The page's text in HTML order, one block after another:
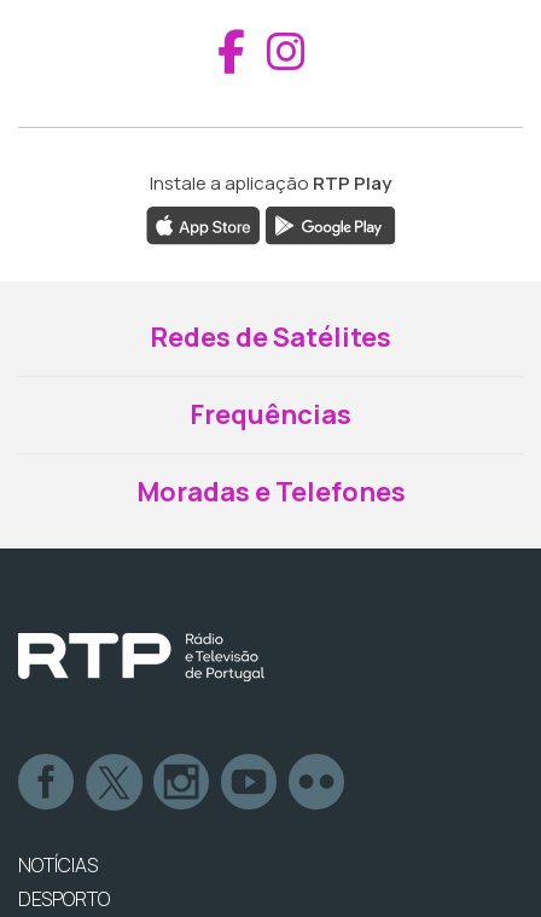
Aceder ao
Instale a aplicação RTP Play
Redes de Satélites
Frequências
Moradas e Telefones
NOTÍCIAS
DESPORTO